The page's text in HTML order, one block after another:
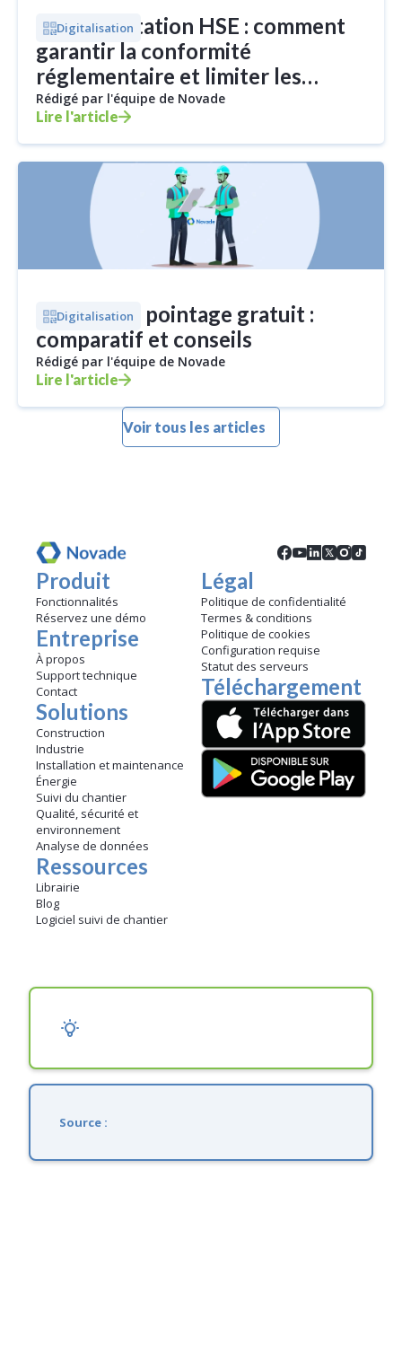
Digitalisation
Réglementation HSE : comment
garantir la conformité
réglementaire et limiter les
risques ?
Rédigé par l'équipe de Novade
Lire l'article
Digitalisation
Logiciel de pointage gratuit :
comparatif et conseils
Rédigé par l'équipe de Novade
Lire l'article
Voir tous les articles
Produit
Fonctionnalités
Réservez une démo
Entreprise
À propos
Support technique
Contact
Solutions
Construction
Industrie
Installation et maintenance
Énergie
Suivi du chantier
Qualité, sécurité et
environnement
Analyse de données
Ressources
Librairie
Blog
Logiciel suivi de chantier
Légal
Politique de confidentialité
Termes & conditions
Politique de cookies
Configuration requise
Statut des serveurs
Téléchargement
Source :